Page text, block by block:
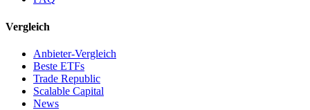
Vergleich
Anbieter-Vergleich
Beste ETFs
Trade Republic
Scalable Capital
News